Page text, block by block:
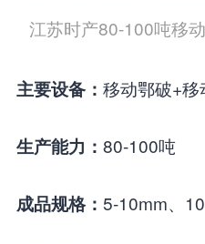
江苏时产80-100吨移
主要设备： 移动鄂破+移
生产能力： 80-100吨
成品规格： 5-10mm、